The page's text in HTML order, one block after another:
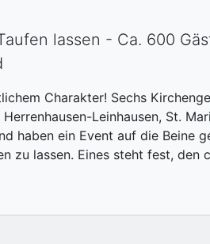
lassen - Ca. 600
Charakter! Sechs
Leinhausen, St.
haben ein Event auf die Beine
zu lassen. Eines steht fest, den